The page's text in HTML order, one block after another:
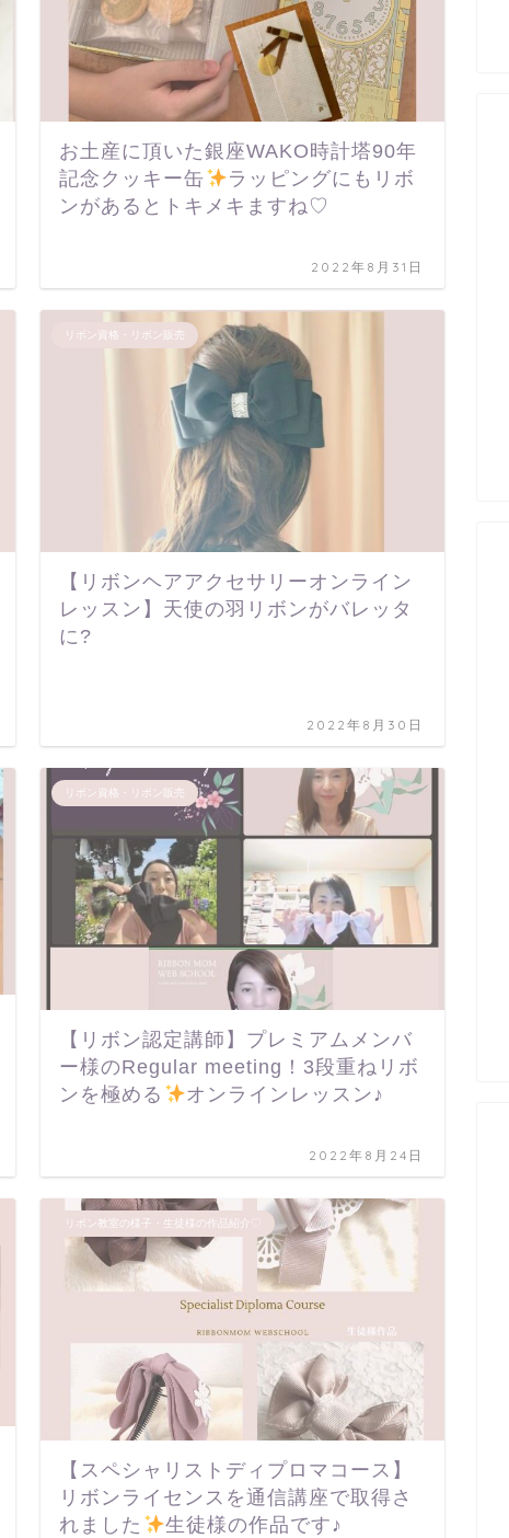
お土産に頂いた銀座WAKO時計塔90年
記念クッキー缶
ラッピングにもリボ
ンがあるとトキメキますね♡
2022年8月31日
リボン資格・リボン販売
【リボンヘアアクセサリーオンライン
レッスン】天使の羽リボンがバレッタ
に?
2022年8月30日
リボン資格・リボン販売
【リボン認定講師】プレミアムメンバ
ー様のRegular meeting！3段重ねリボ
ンを極める
オンラインレッスン♪
2022年8月24日
リボン教室の様子・生徒様の作品紹介♡
【スペシャリストディプロマコース】
リボンライセンスを通信講座で取得さ
れました
生徒様の作品です♪